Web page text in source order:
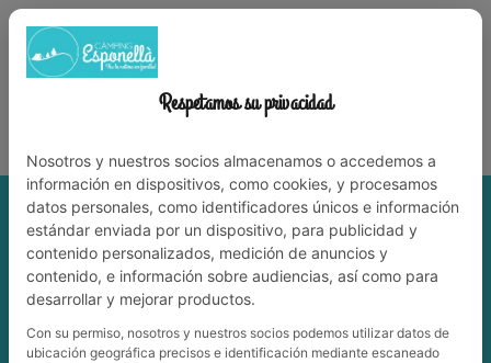
972 59 70 74
TRABAJA CON NOSOTROS
¡Vive la naturaleza en familia!
MENÚ
Respetamos su privacidad
Nosotros y nuestros socios almacenamos o accedemos a
información en dispositivos, como cookies, y procesamos
datos personales, como identificadores únicos e información
estándar enviada por un dispositivo, para publicidad y
contenido personalizados, medición de anuncios y
contenido, e información sobre audiencias, así como para
desarrollar y mejorar productos.
Con su permiso, nosotros y nuestros socios podemos utilizar datos de
ubicación geográfica precisos e identificación mediante escaneado